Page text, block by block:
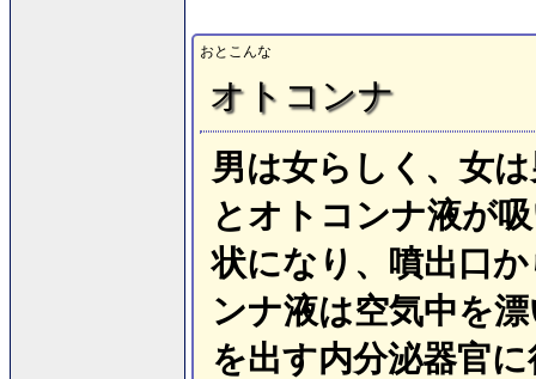
おとこんな
オトコンナ
男は女らしく、女
とオトコンナ液が
状になり、噴出口
ンナ液は空気中を
を出す内分泌器官